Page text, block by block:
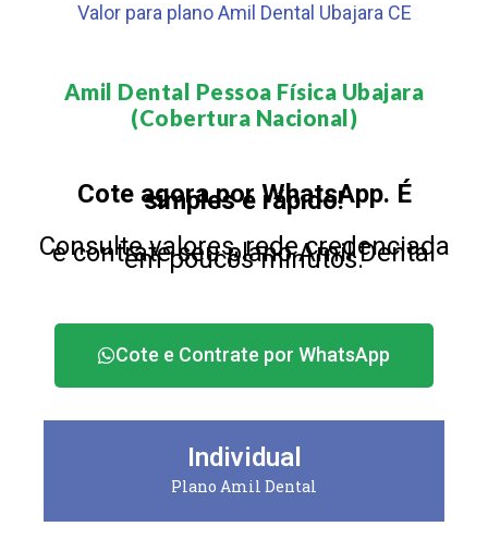
Valor para plano Amil Dental Ubajara CE
Amil Dental Pessoa Física Ubajara
(Cobertura Nacional)​
Cote agora por WhatsApp. É
simples e rápido!
Consulte valores, rede credenciada
e contrate seu plano Amil Dental
em poucos minutos.
Cote e Contrate por WhatsApp
Individual
Plano Amil Dental